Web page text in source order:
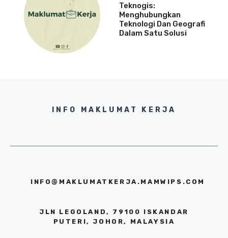
Teknogis:
Menghubungkan
Teknologi Dan Geografi
Dalam Satu Solusi
INFO MAKLUMAT KERJA
INFO@MAKLUMATKERJA.MAMWIPS.COM
JLN LEGOLAND, 79100 ISKANDAR
PUTERI, JOHOR, MALAYSIA